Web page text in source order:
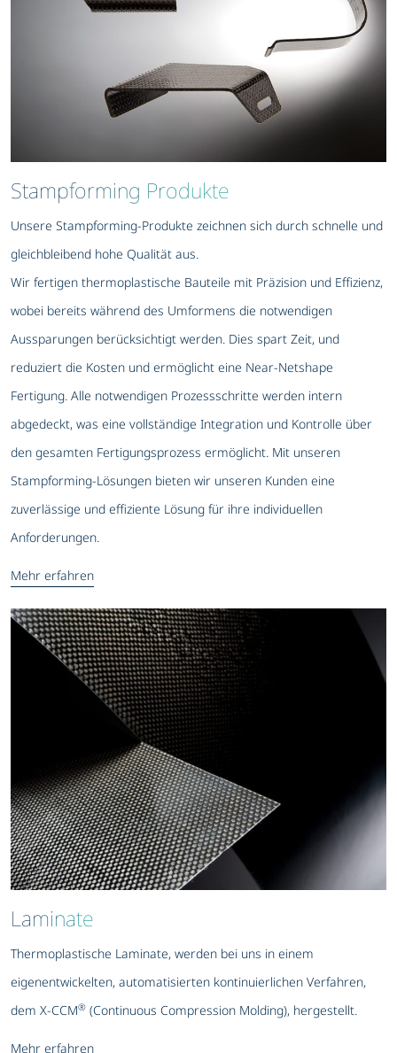
Stampforming Produkte
Unsere Stampforming-Produkte zeichnen sich durch schnelle und
gleichbleibend hohe Qualität aus.
Wir fertigen thermoplastische Bauteile mit Präzision und Effizienz,
wobei bereits während des Umformens die notwendigen
Aussparungen berücksichtigt werden. Dies spart Zeit, und
reduziert die Kosten und ermöglicht eine Near-Netshape
Fertigung. Alle notwendigen Prozessschritte werden intern
abgedeckt, was eine vollständige Integration und Kontrolle über
den gesamten Fertigungsprozess ermöglicht. Mit unseren
Stampforming-Lösungen bieten wir unseren Kunden eine
zuverlässige und effiziente Lösung für ihre individuellen
Anforderungen.
Mehr erfahren
Laminate
Thermoplastische Laminate, werden bei uns in einem
eigenentwickelten, automatisierten kontinuierlichen Verfahren,
dem X-CCM® (Continuous Compression Molding), hergestellt.
Mehr erfahren